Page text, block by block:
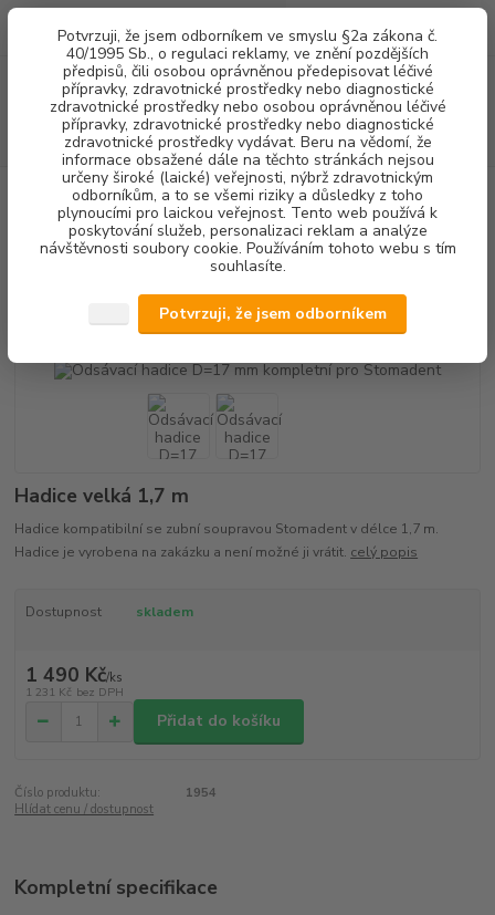
Potvrzuji, že jsem odborníkem ve smyslu §2a zákona č.
40/1995 Sb., o regulaci reklamy, ve znění pozdějších
předpisů, čili osobou oprávněnou předepisovat léčivé
přípravky, zdravotnické prostředky nebo diagnostické
zdravotnické prostředky nebo osobou oprávněnou léčivé
přípravky, zdravotnické prostředky nebo diagnostické
zdravotnické prostředky vydávat. Beru na vědomí, že
informace obsažené dále na těchto stránkách nejsou
určeny široké (laické) veřejnosti, nýbrž zdravotnickým
odborníkům, a to se všemi riziky a důsledky z toho
plynoucími pro laickou veřejnost. Tento web používá k
poskytování služeb, personalizaci reklam a analýze
návštěvnosti soubory cookie. Používáním tohoto webu s tím
souhlasíte.
Potvrzuji, že jsem odborníkem
Menu
CZK
Hledat
(Po-Pá, 8-16 hod.)
za0,00 Kč
STOMATOLOGICKÉ SOUPRAVY + NÁHRADNÍ DÍLY
NÁHRADNÍ
DÍLY SÁNÍ
HADICE
Odsávací hadice D=17 mm kompletní pro
Stomadent
Odsávací hadice D=17 mm
kompletní pro Stomadent
Hadice velká 1,7 m
Hadice kompatibilní se zubní soupravou Stomadent v délce 1,7 m.
Hadice je vyrobena na zakázku a není možné ji vrátit. celý popis
Dostupnost skladem
1 490 Kč/ks
1 231 Kč bez DPH
Přidat do košíku
Číslo produktu:
1954
Hlídat cenu / dostupnost
Kompletní specifikace